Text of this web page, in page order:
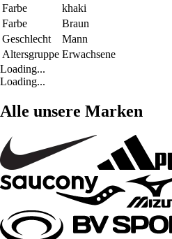
Farbe
khaki
Farbe
Braun
Geschlecht
Mann
Altersgruppe Erwachsene
Loading...
Loading...
Alle unsere Marken